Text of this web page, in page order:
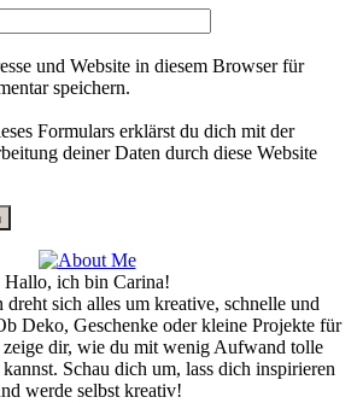
und Website in diesem Browser für
speichern.
Formulars erklärst du dich mit der
deiner Daten durch diese Website
Hallo, ich bin Carina!
sich alles um kreative, schnelle und
Deko, Geschenke oder kleine Projekte für
dir, wie du mit wenig Aufwand tolle
Schau dich um, lass dich inspirieren
werde selbst kreativ!